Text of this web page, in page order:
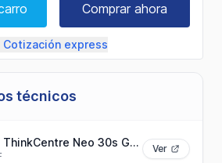
Comprar ahora
Cotización express
técnicos
Datasheet - ThinkCentre Neo 30s Gen 5 Especificaciones y Características Ver